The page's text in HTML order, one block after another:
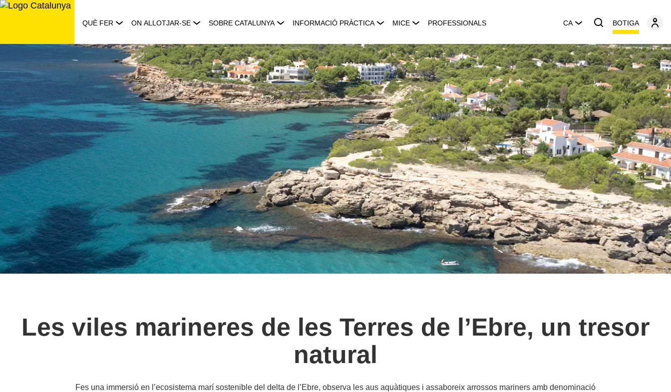
Saltar
QUÈ FER ON ALLOTJAR-SE SOBRE CATALUNYA INFORMACIÓ PRÀCTICA MICE PROFESSIONALS CA BOTIGA
Les viles marineres de les Terres de l’Ebre, un tresor
natural
Fes una immersió en l’ecosistema marí sostenible del delta de l’Ebre, observa les aus aquàtiques i assaboreix arrossos mariners amb denominació